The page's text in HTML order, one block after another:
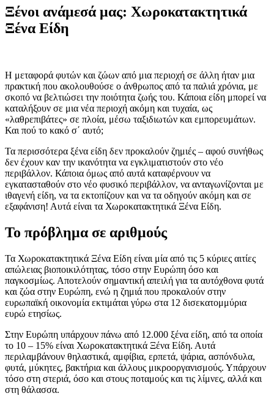
Ξένοι ανάμεσά μας: Χωροκατακτητικά
Ξένα Είδη
Η μεταφορά φυτών και ζώων από μια περιοχή σε άλλη ήταν μια
πρακτική που ακολουθούσε ο άνθρωπος από τα παλιά χρόνια, με
σκοπό να βελτιώσει την ποιότητα ζωής του. Κάποια είδη μπορεί να
καταλήξουν σε μια νέα περιοχή ακόμη και τυχαία, ως
«λαθρεπιβάτες» σε πλοία, μέσω ταξιδιωτών και εμπορευμάτων.
Και πού το κακό σ΄ αυτό;
Τα περισσότερα ξένα είδη δεν προκαλούν ζημιές – αφού συνήθως
δεν έχουν καν την ικανότητα να εγκλιματιστούν στο νέο
περιβάλλον. Κάποια όμως από αυτά καταφέρνουν να
εγκατασταθούν στο νέο φυσικό περιβάλλον, να ανταγωνίζονται με
ιθαγενή είδη, να τα εκτοπίζουν και να τα οδηγούν ακόμη και σε
εξαφάνιση! Αυτά είναι τα Χωροκατακτητικά Ξένα Είδη.
Το πρόβλημα σε αριθμούς
Τα Χωροκατακτητικά Ξένα Είδη είναι μία από τις 5 κύριες αιτίες
απώλειας βιοποικιλότητας, τόσο στην Ευρώπη όσο και
παγκοσμίως. Αποτελούν σημαντική απειλή για τα αυτόχθονα φυτά
και ζώα στην Ευρώπη, ενώ η ζημιά που προκαλούν στην
ευρωπαϊκή οικονομία εκτιμάται γύρω στα 12 δισεκατομμύρια
ευρώ ετησίως.
Στην Ευρώπη υπάρχουν πάνω από 12.000 ξένα είδη, από τα οποία
το 10 – 15% είναι Χωροκατακτητικά Ξένα Είδη. Αυτά
περιλαμβάνουν θηλαστικά, αμφίβια, ερπετά, ψάρια, ασπόνδυλα,
φυτά, μύκητες, βακτήρια και άλλους μικροοργανισμούς. Υπάρχουν
τόσο στη στεριά, όσο και στους ποταμούς και τις λίμνες, αλλά και
στη θάλασσα.